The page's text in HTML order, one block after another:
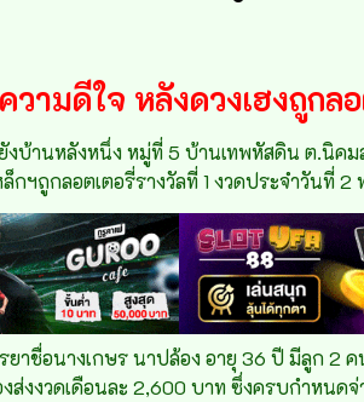
ามดีใจ หลังดวงเฮงถูกล
งบ้านหลังหนึ่ง หมู่ที่ 5 บ้านเทพหัสดิน ต.นิค
กฯถูกลอตเตอรี่รางวัลที่ 1 งวดประจำวันที่
าชื่อนางเกษร นาปล้อง อายุ 36 ปี มีลูก 2
ส่งงวดเดือนละ 2,600 บาท ซึ่งครบกำหนด